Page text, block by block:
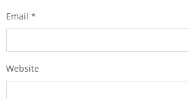
Email *
Website